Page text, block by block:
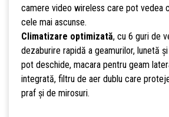
camere video wireless care pot vedea
cele mai ascunse.
Climatizare optimizată, cu 6 guri de
dezaburire rapidă a geamurilor, lunetă
pot deschide, macara pentru geam
integrată, filtru de aer dublu care
praf și de mirosuri.